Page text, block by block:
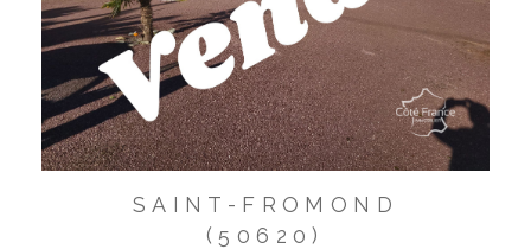
SAINT-FROMOND
(50620)